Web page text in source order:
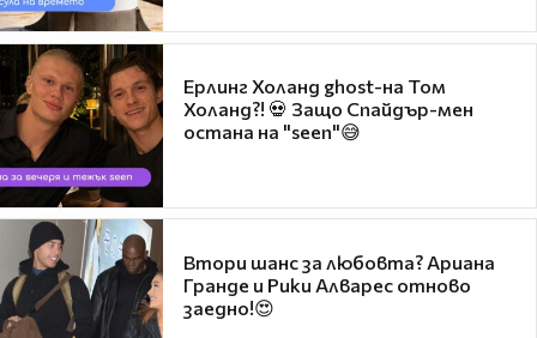
Ерлинг Холанд ghost-на Том
Холанд?! 💀 Защо Спайдър-мен
остана на "seen"😅
Втори шанс за любовта? Ариана
Гранде и Рики Алварес отново
заедно!😍